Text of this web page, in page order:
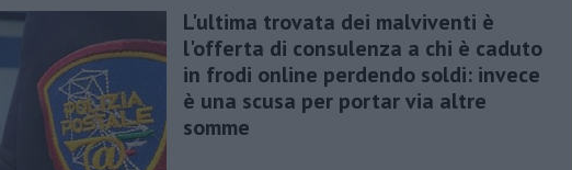
L'ultima trovata dei malviventi è
l'offerta di consulenza a chi è caduto
in frodi online perdendo soldi: invece
è una scusa per portar via altre
somme